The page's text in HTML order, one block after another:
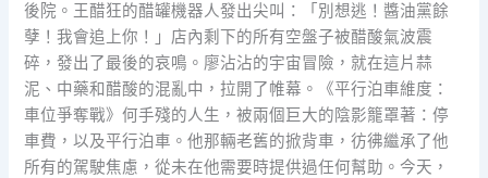
後院。王醋狂的醋罐機器人發出尖叫：「別想逃！醬油黨餘
孽！我會追上你！」店內剩下的所有空盤子被醋酸氣波震
碎，發出了最後的哀鳴。廖沾沾的宇宙冒險，就在這片蒜
泥、中藥和醋酸的混亂中，拉開了帷幕。《平行泊車維度：
車位爭奪戰》何手殘的人生，被兩個巨大的陰影籠罩著：停
車費，以及平行泊車。他那輛老舊的掀背車，彷彿繼承了他
所有的駕駛焦慮，從未在他需要時提供過任何幫助。今天，